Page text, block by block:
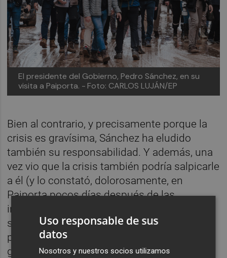
El presidente del Gobierno, Pedro Sánchez, en su
visita a Paiporta. - Foto: CARLOS LUJÁN/EP
Bien al contrario, y precisamente porque la
crisis es gravísima, Sánchez ha eludido
también su responsabilidad. Y además, una
vez vio que la crisis también podría salpicarle
a él (y lo constató, dolorosamente, en
Paiporta pocos días después de las
inundaciones) optó por desvanecerse. Y así
seguimos, cinco meses después. El
presidente del Gobierno, ante la crisis más
grave de su mandato tras la que todo el
Uso responsable de sus
datos
Nosotros y nuestros socios utilizamos